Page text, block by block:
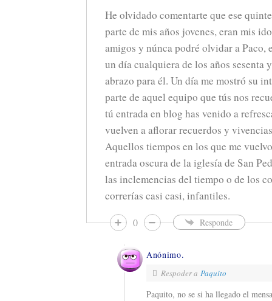
He olvidado comentarte que ese
parte de mis años jovenes, eran mis
amigos y núnca podré olvidar a Paco,
un día cualquiera de los años sesenta
abrazo para él. Un día me mostró su
parte de aquel equipo que tús nos
tú entrada en blog has venido a
vuelven a aflorar recuerdos y
Aquellos tiempos en los que me
entrada oscura de la iglesía de San
las inclemencias del tiempo o de los
correrías casi casi, infantiles.
0 Responde
Anónimo.
Respoder a Paquito
Paquito, no se si ha llegado el